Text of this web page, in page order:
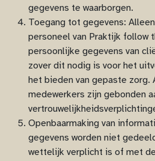
gegevens te waarborgen.
Toegang tot gegevens:
personeel van Praktijk follow
persoonlijke gegevens van
zover dit nodig is voor het
het bieden van gepaste zorg.
medewerkers zijn gebonden
Openbaarmaking van
gegevens worden niet
wettelijk verplicht is of met